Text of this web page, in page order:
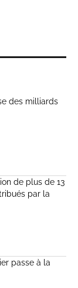
des milliards
de plus de 13
par la
passe à la